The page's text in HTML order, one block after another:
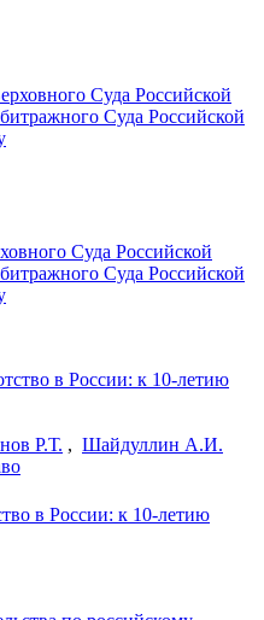
Суда Российской
Суда Российской
Р.Т. , Шайдуллин А.И.
в России: к 10-летию